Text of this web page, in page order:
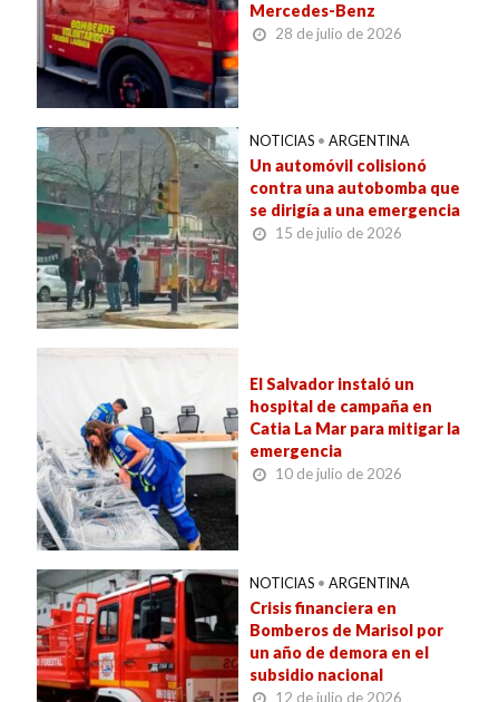
Mercedes-Benz
28 de julio de 2026
NOTICIAS • ARGENTINA
Un automóvil colisionó
contra una autobomba que
se dirigía a una emergencia
15 de julio de 2026
El Salvador instaló un
hospital de campaña en
Catia La Mar para mitigar la
emergencia
10 de julio de 2026
NOTICIAS • ARGENTINA
Crisis financiera en
Bomberos de Marisol por
un año de demora en el
subsidio nacional
12 de julio de 2026